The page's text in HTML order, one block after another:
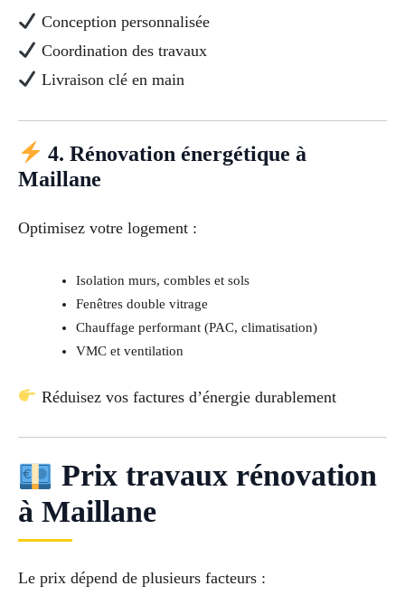
Conception personnalisée
Coordination des travaux
Livraison clé en main
4. Rénovation énergétique à
Maillane
Optimisez votre logement :
Isolation murs, combles et sols
Fenêtres double vitrage
Chauffage performant (PAC, climatisation)
VMC et ventilation
Réduisez vos factures d’énergie durablement
Prix travaux rénovation
à Maillane
Le prix dépend de plusieurs facteurs :